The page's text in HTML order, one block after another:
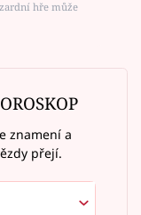
hře může
znamení a
přejí.